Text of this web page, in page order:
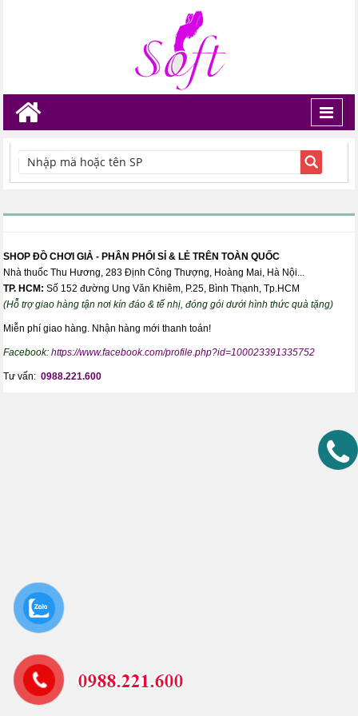
TÌM KIẾM
SHOP ĐỒ CHƠI GIẢ - PHÂN PHỐI SỈ & LẺ TRÊN TOÀN QUỐC
Nhà thuốc Thu Hương, 283 Định Công Thượng, Hoàng Mai, Hà Nội...
TP. HCM: Số 152 đường Ung Văn Khiêm, P.25, Bình Thạnh, Tp.HCM
(Hỗ trợ giao hàng tận nơi kín đáo & tế nhị, đóng gói dưới hình thức quà tặng)
Miễn phí giao hàng. Nhận hàng mới thanh toán!
Facebook:https://www.facebook.com/profile.php?id=100023391335752
Tư vấn:0988.221.600